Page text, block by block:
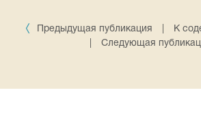
Предыдущая публикация
К
Следующая